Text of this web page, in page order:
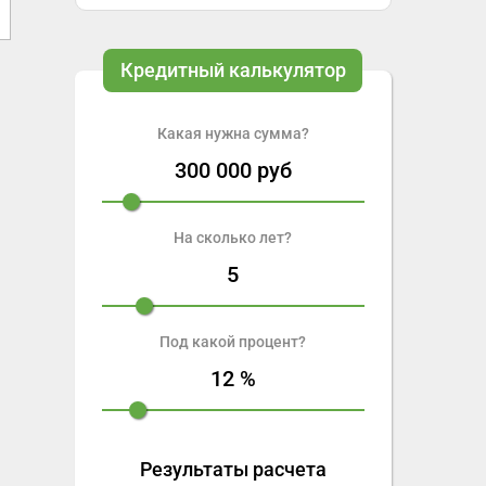
Кредитный калькулятор
Какая нужна сумма?
300 000руб
На сколько лет?
5
Под какой процент?
12%
Результаты расчета